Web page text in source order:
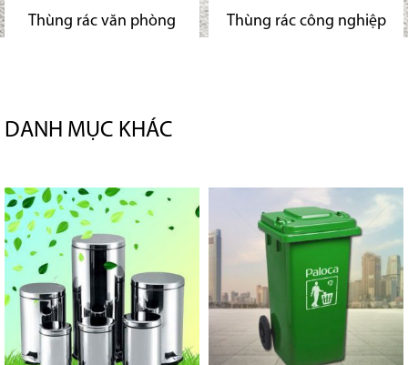
Thùng rác văn phòng Thùng rác công nghiệp
DANH MỤC KHÁC